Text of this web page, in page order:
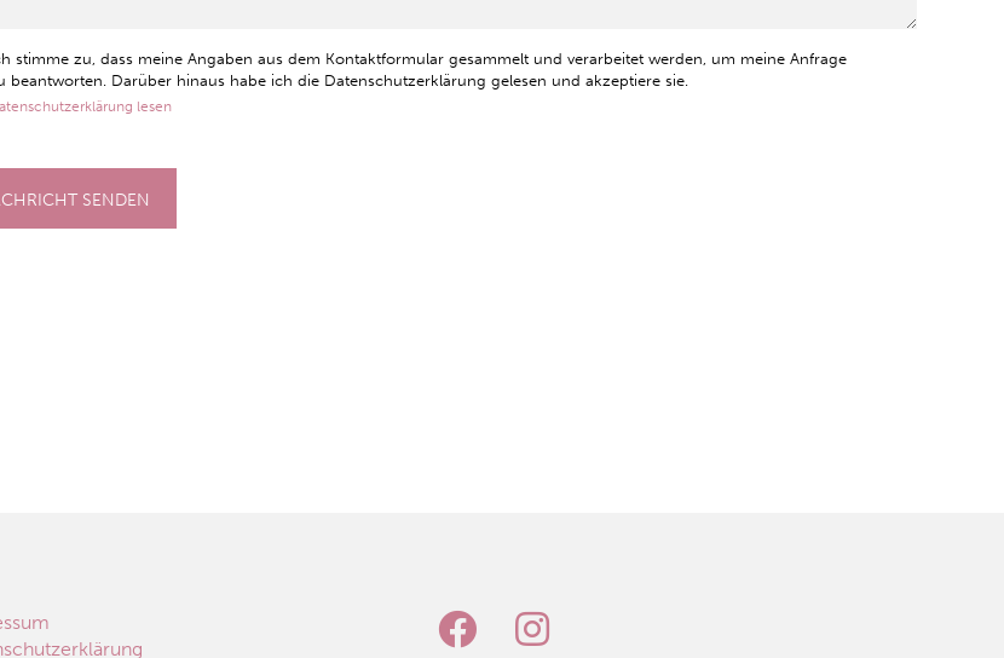
stimme zu, dass meine Angaben aus dem Kontaktformular gesammelt und verarbeitet werden, um meine Anfrage
beantworten. Darüber hinaus habe ich die Datenschutzerklärung gelesen und akzeptiere sie.
lesen
SENDEN